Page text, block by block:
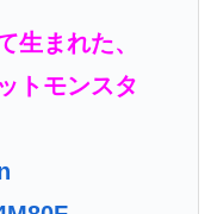
生まれた、
トモンスタ